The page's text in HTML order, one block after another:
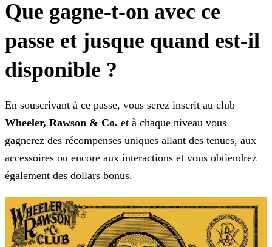
Que gagne-t-on avec ce
passe et jusque quand est-il
disponible ?
En souscrivant à ce passe, vous serez inscrit au club
Wheeler, Rawson & Co. et à chaque niveau vous
gagnerez des récompenses uniques allant des tenues, aux
accessoires ou encore aux interactions et vous obtiendrez
également des dollars bonus.